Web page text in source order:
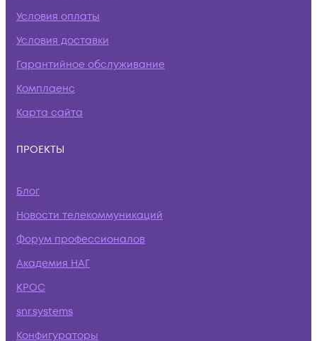
Условия оплаты
Условия доставки
Гарантийное обслуживание
Комплаенс
Карта сайта
ПРОЕКТЫ
Блог
Новости телекоммуникаций
Форум профессионалов
Академия НАГ
КРОС
snr.systems
Конфигураторы